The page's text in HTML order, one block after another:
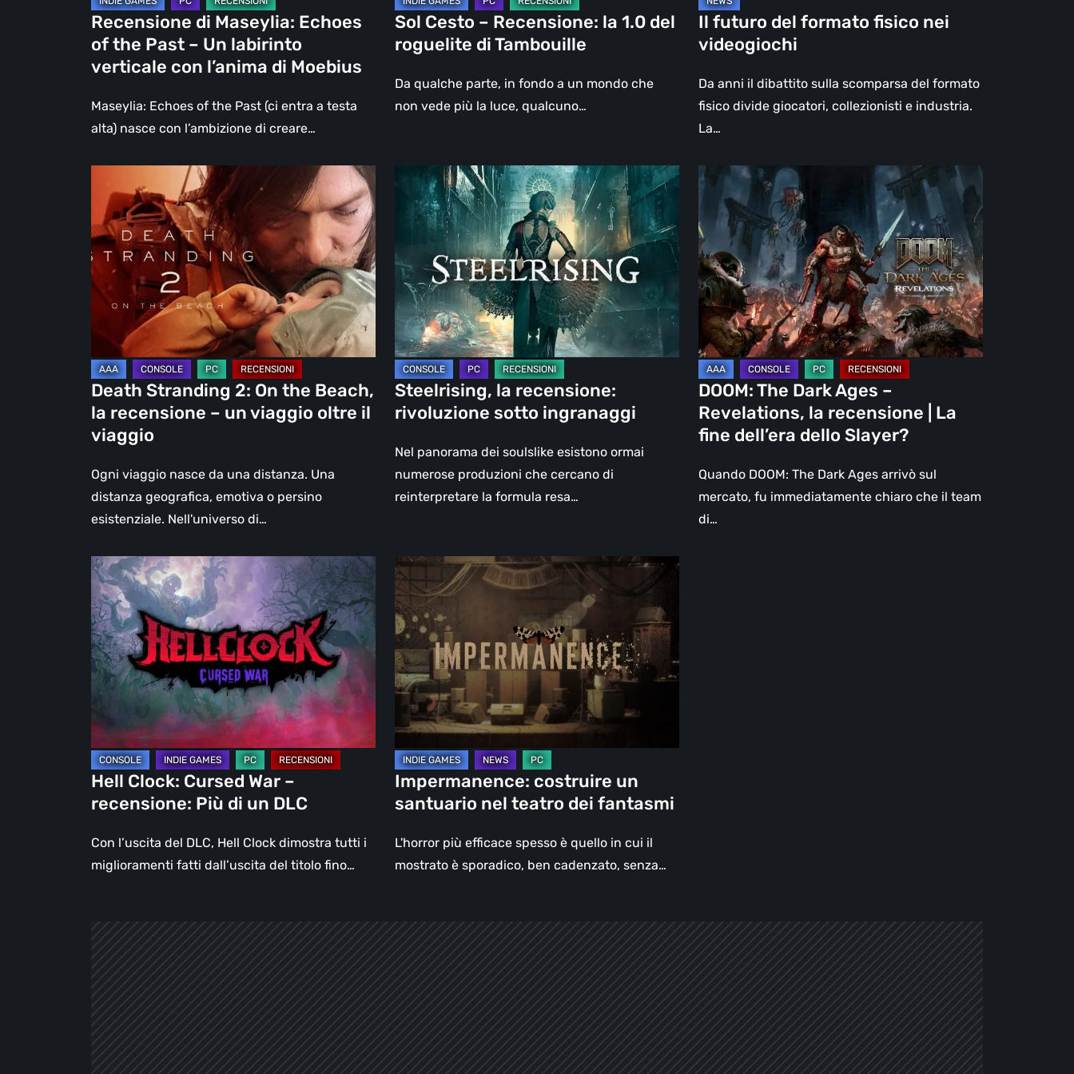
labirinto
verticale
con
l’anima
di
Moebius
Recensione di Maseylia: Echoes
of the Past – Un labirinto
verticale con l’anima di Moebius
Maseylia: Echoes of the Past (ci entra a testa
alta) nasce con l’ambizione di creare…
Tambouille
Sol Cesto – Recensione: la 1.0 del
roguelite di Tambouille
Da qualche parte, in fondo a un mondo che
non vede più la luce, qualcuno…
Il futuro del formato fisico nei
videogiochi
Da anni il dibattito sulla scomparsa del formato
fisico divide giocatori, collezionisti e industria.
La…
Stranding
2:
On
the
Beach,
recensione
–
un
viaggio
oltre
il
viaggio
Death Stranding 2: On the Beach,
la recensione – un viaggio oltre il
viaggio
Ogni viaggio nasce da una distanza. Una
distanza geografica, emotiva o persino
esistenziale. Nell'universo di…
Steelrising,
recensione:
rivoluzione
sotto
ingranaggi
Steelrising, la recensione:
rivoluzione sotto ingranaggi
Nel panorama dei soulslike esistono ormai
numerose produzioni che cercano di
reinterpretare la formula resa…
DOOM:
Dark
Ages
–
Revelations,
la
recensione
|
La
fine
dell’era
dello
Slayer?
DOOM: The Dark Ages –
Revelations, la recensione | La
fine dell’era dello Slayer?
Quando DOOM: The Dark Ages arrivò sul
mercato, fu immediatamente chiaro che il team
di…
Hell
Clock:
Cursed
War
–
recensione:
di
un
DLC
Hell Clock: Cursed War –
recensione: Più di un DLC
Con l’uscita del DLC, Hell Clock dimostra tutti i
miglioramenti fatti dall’uscita del titolo fino…
Impermanence:
costruire
un
santuario
nel
teatro
fantasmi
Impermanence: costruire un
santuario nel teatro dei fantasmi
L'horror più efficace spesso è quello in cui il
mostrato è sporadico, ben cadenzato, senza…